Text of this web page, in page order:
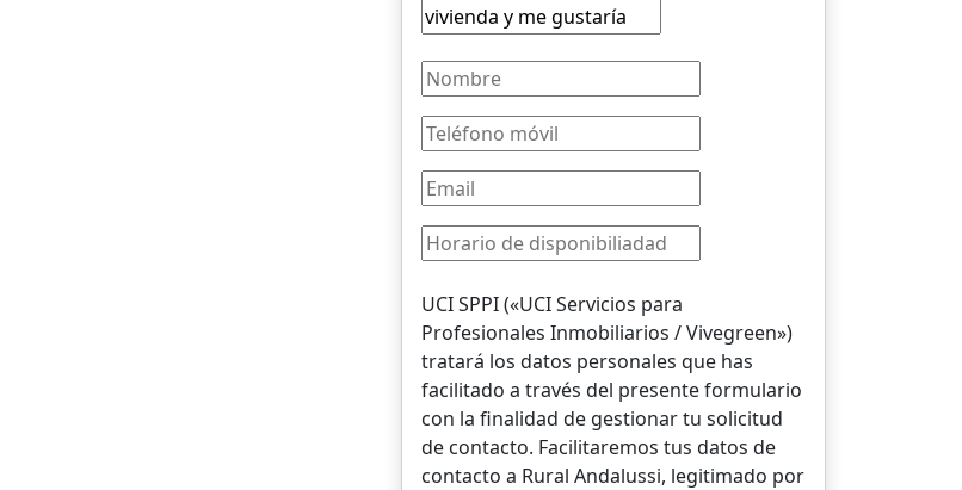
UCI SPPI («UCI Servicios para
Profesionales Inmobiliarios / Vivegreen»)
tratará los datos personales que has
facilitado a través del presente formulario
con la finalidad de gestionar tu solicitud
de contacto. Facilitaremos tus datos de
contacto a Rural Andalussi, legitimado por